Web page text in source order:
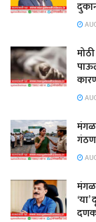
गंठण